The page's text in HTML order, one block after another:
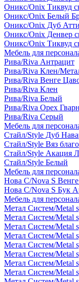
Оникс/Onix Тиквуд
Оникс/Onix Белый
Оникс/Onix Дуб
Оникс/Onix Денвер
Оникс/Onix Тиквуд
Мебель для
Рива/Riva Антрацит
Рива/Riva Клен/
Рива/Riva Венге
Рива/Riva Клен
Рива/Riva Белый
Рива/Riva Орех
Рива/Riva Серый
Мебель для
Стайл/Style Дуб
Стайл/Style Вяз
Стайл/Style Акация
Стайл/Style Белый
Мебель для
Нова С/Nova S
Нова С/Nova S Бук
Мебель для
Метал Систем/Metal
Метал Систем/Metal
Метал Систем/Metal
Метал Систем/Metal
Метал Систем/Metal
Метал Систем/Metal
Метал Систем/Metal
Метал Систем/Metal